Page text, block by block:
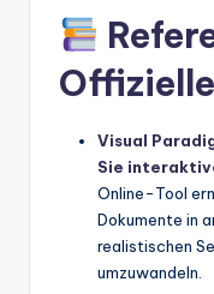
Visual
Sie
Online-Tool
Dokumente in
realistischen
umzuwandeln.